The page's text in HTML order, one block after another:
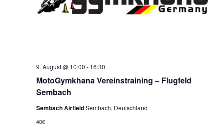
MotoGymkhana Vereinstraining – Flugfeld
Sembach
9. August @ 10:00 - 16:30
Sembach AirfieldSembach, Deutschland
40€